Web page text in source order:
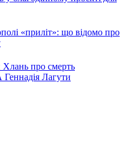
«приліт»: що відомо про
Хлань про смерть
Лагути